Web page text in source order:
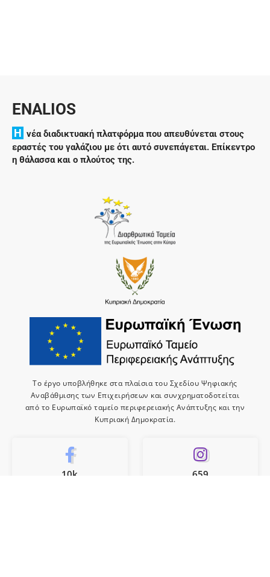
ENALIOS
H νέα διαδικτυακή πλατφόρμα που απευθύνεται στους
εραστές του γαλάζιου με ότι αυτό συνεπάγεται. Επίκεντρο
η θάλασσα και ο πλούτος της.
Το έργο υποβλήθηκε στα πλαίσια του Σχεδίου Ψηφιακής
Αναβάθμισης των Επιχειρήσεων και συνχρηματοδοτείται
από το Ευρωπαϊκό ταμείο περιφερειακής Ανάπτυξης και την
Κυπριακή Δημοκρατία.
10k 659